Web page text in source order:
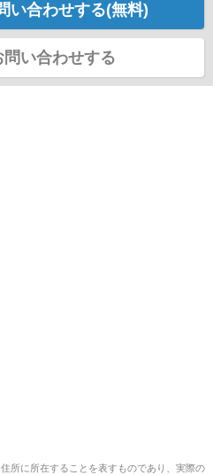
い合わせする(無料)
問い合わせする
所に所在することを表すものであり、実際の